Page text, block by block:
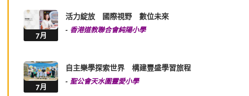
7月
活力綻放 國際視野 數位未來
- 香港道教聯合會純陽小學
7月
自主樂學探索世界 構建豐盛學習旅程
-聖公會天水圍靈愛小學